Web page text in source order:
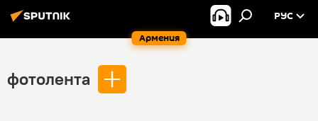
Армения
РУС
фотолента